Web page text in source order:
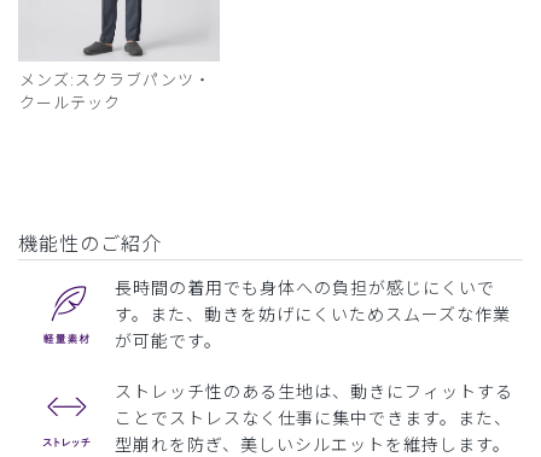
メンズ:スクラブパンツ・
クールテック
機能性のご紹介
長時間の着用でも身体への負担が感じにくいで
す。また、動きを妨げにくいためスムーズな作業
が可能です。
ストレッチ性のある生地は、動きにフィットする
ことでストレスなく仕事に集中できます。また、
型崩れを防ぎ、美しいシルエットを維持します。